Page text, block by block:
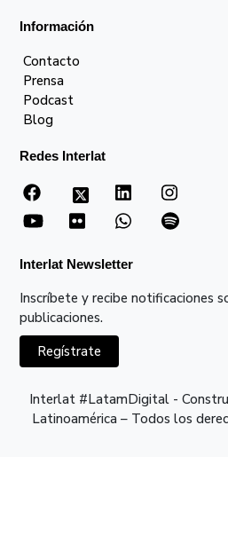
Información
Contacto
Prensa
Podcast
Blog
Redes Interlat
Interlat Newsletter
Inscríbete y recibe notificaciones
publicaciones.
Regístrate
Interlat #LatamDigital -
Latinoamérica – Todos los